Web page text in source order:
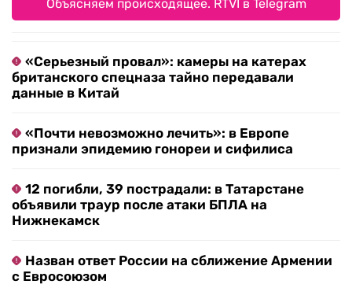
Объясняем происходящее. RTVI в Telegram
«Серьезный провал»: камеры на катерах
британского спецназа тайно передавали
данные в Китай
«Почти невозможно лечить»: в Европе
признали эпидемию гонореи и сифилиса
12 погибли, 39 пострадали: в Татарстане
объявили траур после атаки БПЛА на
Нижнекамск
Назван ответ России на сближение Армении
с Евросоюзом